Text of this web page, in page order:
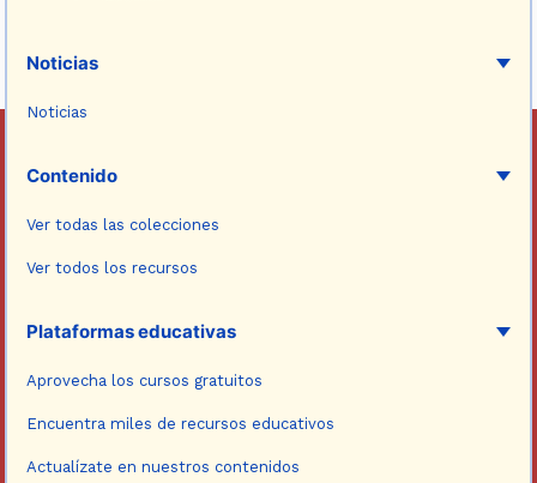
Noticias
Noticias
Contenido
Ver todas las colecciones
Ver todos los recursos
Plataformas educativas
Aprovecha los cursos gratuitos
Encuentra miles de recursos educativos
Actualízate en nuestros contenidos